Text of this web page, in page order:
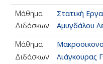
Μάθημα
Στατική
Διδάσκων
Αμυγδάλου
Μάθημα
Διδάσκων
Λιάγκουρας